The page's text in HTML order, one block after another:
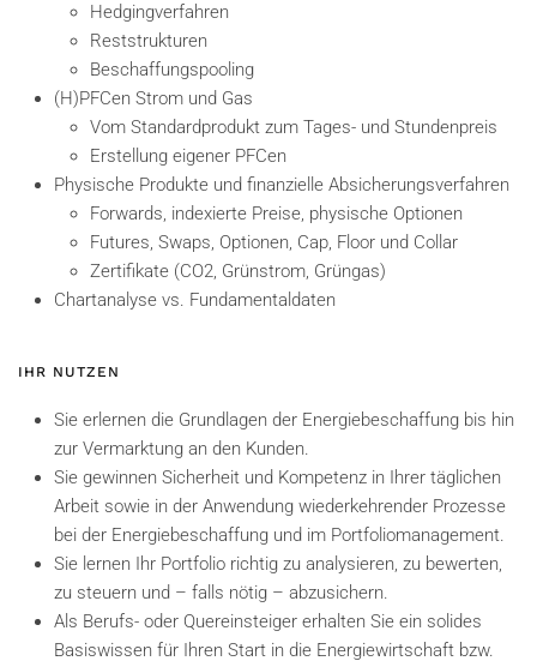
Hedgingverfahren
Reststrukturen
Beschaffungspooling
(H)PFCen Strom und Gas
Vom Standardprodukt zum Tages- und Stundenpreis
Erstellung eigener PFCen
Physische Produkte und finanzielle Absicherungsverfahren
Forwards, indexierte Preise, physische Optionen
Futures, Swaps, Optionen, Cap, Floor und Collar
Zertifikate (CO2, Grünstrom, Grüngas)
Chartanalyse vs. Fundamentaldaten
IHR NUTZEN
Sie erlernen die Grundlagen der Energiebeschaffung bis hin
zur Vermarktung an den Kunden.
Sie gewinnen Sicherheit und Kompetenz in Ihrer täglichen
Arbeit sowie in der Anwendung wiederkehrender Prozesse
bei der Energiebeschaffung und im Portfoliomanagement.
Sie lernen Ihr Portfolio richtig zu analysieren, zu bewerten,
zu steuern und – falls nötig – abzusichern.
Als Berufs- oder Quereinsteiger erhalten Sie ein solides
Basiswissen für Ihren Start in die Energiewirtschaft bzw.